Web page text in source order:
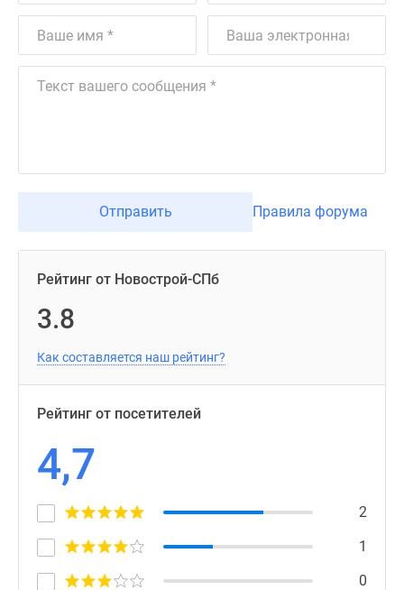
Отправить Правила форума
Рейтинг от Новострой-СПб
3.8
Как составляется наш рейтинг?
Рейтинг от посетителей
4,7
2
1
0